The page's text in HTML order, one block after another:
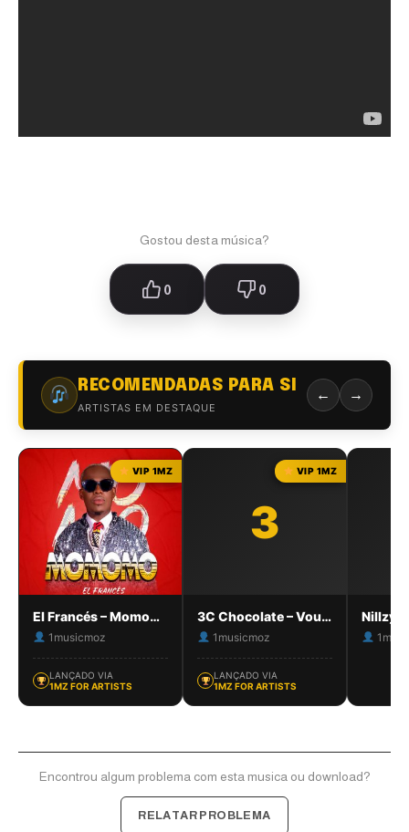
Gostou desta música?
0 0
RECOMENDADAS PARA SI
ARTISTAS EM DESTAQUE
← →
VIP 1MZ
El Francés – Momomo
1musicmoz
LANÇADO VIA
1MZ FOR ARTISTS
3
VIP 1MZ
3C Chocolate – Vou dar Amor
1musicmoz
LANÇADO VIA
1MZ FOR ARTISTS
Encontrou algum problema com esta musica ou download?
RELATAR PROBLEMA